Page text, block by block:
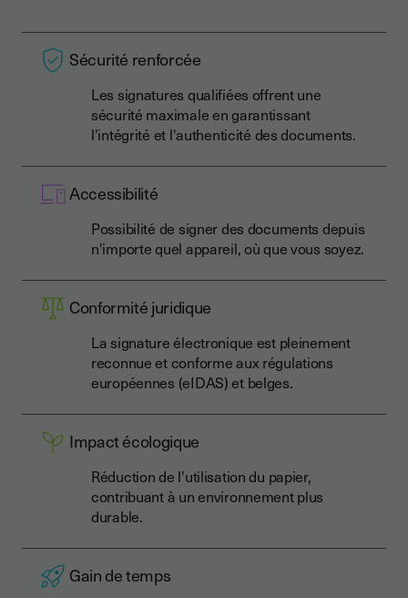
Sécurité renforcée
Les signatures qualifiées offrent une
sécurité maximale en garantissant
l'intégrité et l'authenticité des documents.
Accessibilité
Possibilité de signer des documents depuis
n'importe quel appareil, où que vous soyez.
Conformité juridique
La signature électronique est pleinement
reconnue et conforme aux régulations
européennes (eIDAS) et belges.
Impact écologique
Réduction de l'utilisation du papier,
contribuant à un environnement plus
durable.
Gain de temps